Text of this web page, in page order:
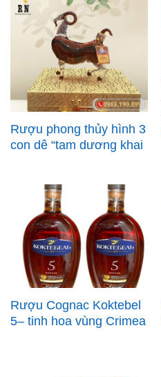
Rượu phong thủy hình 3
con dê “tam dương khai
Rượu Cognac Koktebel
5– tinh hoa vùng Crimea